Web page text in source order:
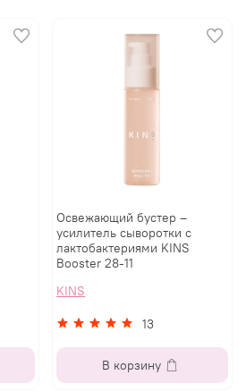
Освежающий бустер –
усилитель сыворотки с
лактобактериями KINS
Booster 28-11
KINS
13
В корзину